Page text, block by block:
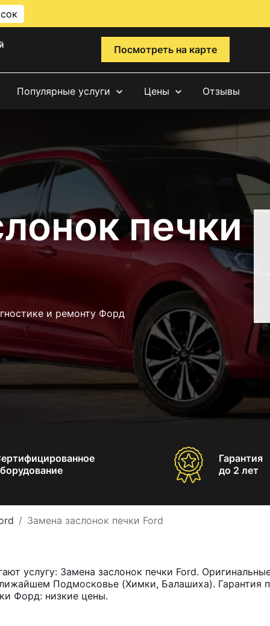
Посмотреть на карте
Популярные услуги Цены Отзывы
печки
и ремонту Форд
Гарантия
до 2 лет
Замена заслонок печки Ford
услугу: Замена заслонок печки Ford.
Подмосковье (Химки, Балашиха). Гарантия
Форд: низкие цены.